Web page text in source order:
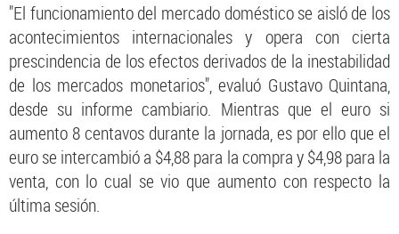
"El funcionamiento del mercado doméstico se aisló de los
acontecimientos internacionales y opera con cierta
prescindencia de los efectos derivados de la inestabilidad
de los mercados monetarios", evaluó Gustavo Quintana,
desde su informe cambiario. Mientras que el euro si
aumento 8 centavos durante la jornada, es por ello que el
euro se intercambió a $4,88 para la compra y $4,98 para la
venta, con lo cual se vio que aumento con respecto la
última sesión.